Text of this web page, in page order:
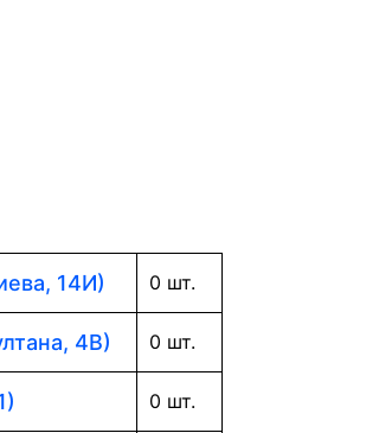
14И) 0 шт.
4В) 0 шт.
0 шт.